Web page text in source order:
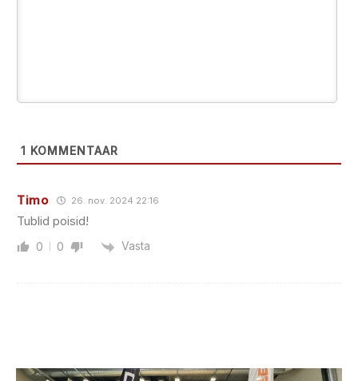
1 KOMMENTAAR
Timo 26. nov. 2024 22:16
Tublid poisid!
0 0 Vasta